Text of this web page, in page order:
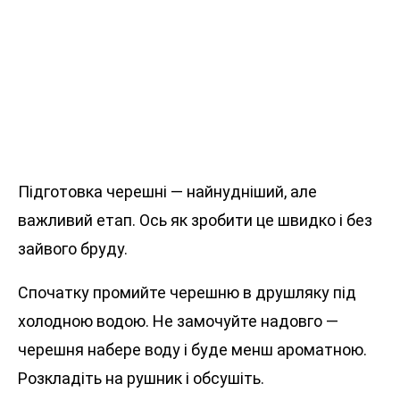
Підготовка черешні — найнудніший, але
важливий етап. Ось як зробити це швидко і без
зайвого бруду.
Спочатку промийте черешню в друшляку під
холодною водою. Не замочуйте надовго —
черешня набере воду і буде менш ароматною.
Розкладіть на рушник і обсушіть.